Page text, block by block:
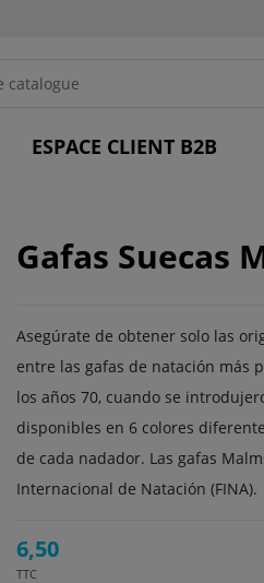
ESPACE CLIENT B2B
Gafas Suecas
Asegúrate de obtener solo las
entre las gafas de natación más
los años 70, cuando se
disponibles en 6 colores
de cada nadador. Las gafas
Internacional de Natación (FINA).
6,50
TTC